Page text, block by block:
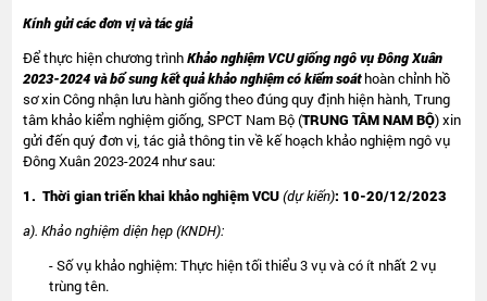
Kính gửi cácđơn vị và tác giả
Để thực hiện chương trìnhKhảo nghiệm VCUgiốngngôvụĐông Xuân
2023-2024 và bổ sung kết quả khảo nghiệm có kiểm soáthoàn chỉnh hồ
sơ xin Công nhận lưu hành giống theo đúng quy định hiện hành, Trung
tâm khảo kiểm nghiệm giống, SPCT Nam Bộ (TRUNG TÂM NAM BỘ) xin
gửi đến quý đơn vị, tác giả thông tin về kế hoạch khảo nghiệm ngô vụ
Đông Xuân 2023-2024 như sau:
1. Thời gian triển khai khảo nghiệm VCU(dự kiến): 10-20/12/2023
a). Khảo nghiệm diện hẹp (KNDH):
- Số vụ khảo nghiệm: Thực hiện tối thiểu 3 vụ và có ít nhất 2 vụ
trùng tên.